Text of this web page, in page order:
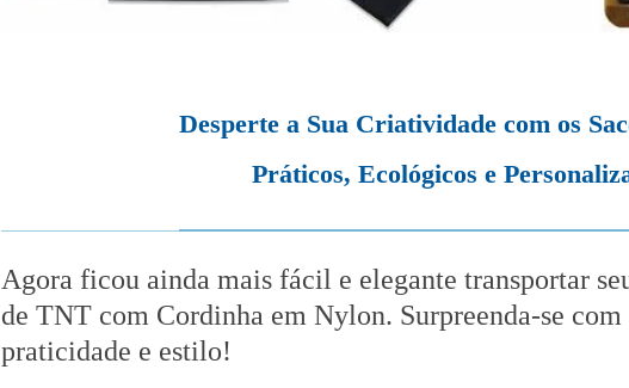
Desperte a Sua Criatividade com os
Práticos, Ecológicos e
Agora ficou ainda mais fácil e elegante transportar
de TNT com Cordinha em Nylon. Surpreenda-se
praticidade e estilo!